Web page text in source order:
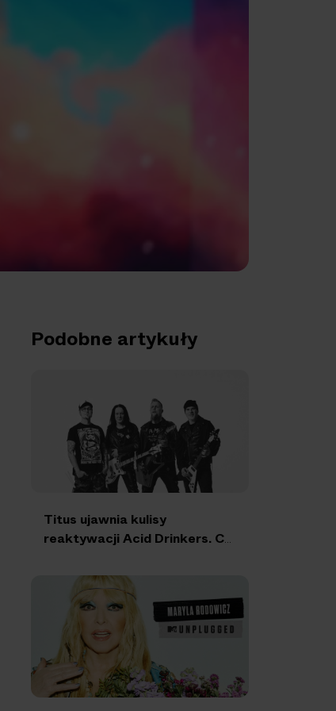
Podobne artykuły
Titus ujawnia kulisy
reaktywacji Acid Drinkers. Co